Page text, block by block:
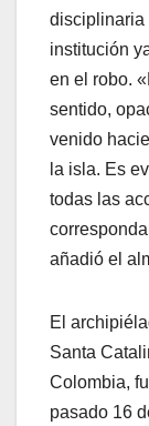
disciplinaria
institución
en el robo.
sentido,
venido
la isla. Es
todas las
añadió el
El
Santa
Colombia,
pasado 16